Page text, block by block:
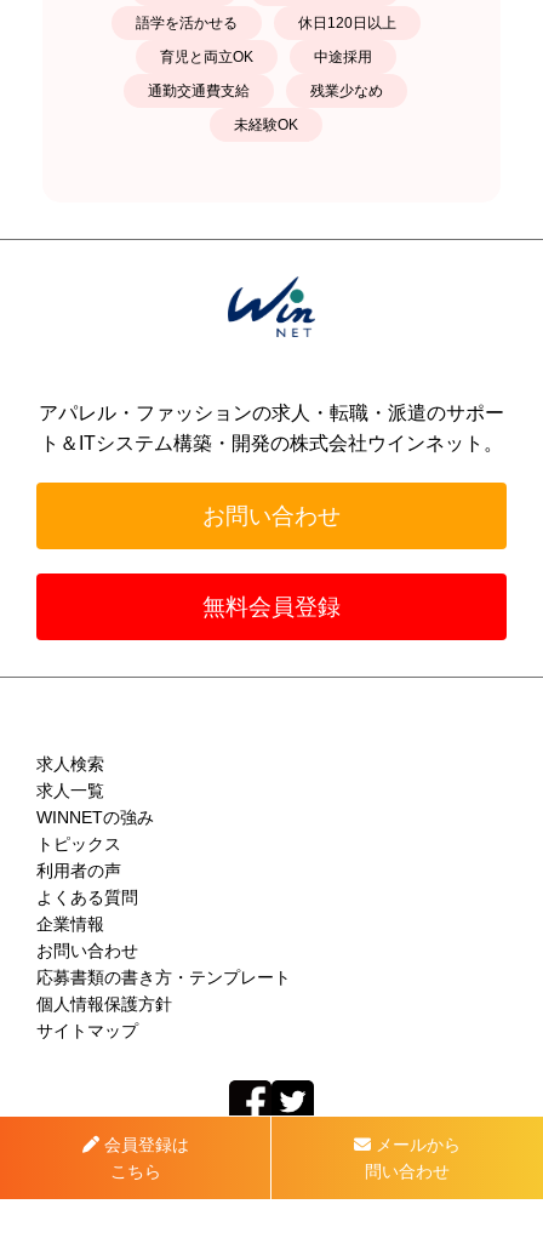
語学を活かせる
休日120日以上
育児と両立OK
中途採用
通勤交通費支給
残業少なめ
未経験OK
アパレル・ファッションの求人・転職・派遣のサポー
ト＆ ITシステム構築・開発の株式会社ウインネット。
お問い合わせ
無料会員登録
求人検索
求人一覧
WINNETの強み
トピックス
利用者の声
よくある質問
企業情報
お問い合わせ
応募書類の書き方・テンプレート
個人情報保護方針
サイトマップ
会員登録は
こちら
メールから
問い合わせ
2026 © WINNET